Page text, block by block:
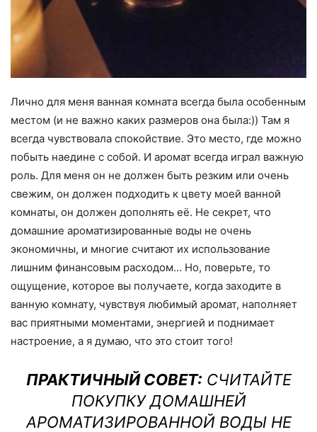
Лично для меня ванная комната всегда была особенным
местом (и не важно каких размеров она была:)) Там я
всегда чувствовала спокойствие. Это место, где можно
побыть наедине с собой. И аромат всегда играл важную
роль. Для меня он не должен быть резким или очень
свежим, он должен подходить к цвету моей ванной
комнаты, он должен дополнять её. Не секрет, что
домашние ароматизированные воды не очень
экономичны, и многие считают их использование
лишним финансовым расходом… Но, поверьте, то
ощущение, которое вы получаете, когда заходите в
ванную комнату, чувствуя любимый аромат, наполняет
вас приятными моментами, энергией и поднимает
настроение, а я думаю, что это стоит того!
ПРАКТИЧНЫЙ СОВЕТ: СЧИТАЙТЕ
ПОКУПКУ ДОМАШНЕЙ
АРОМАТИЗИРОВАННОЙ ВОДЫ НЕ